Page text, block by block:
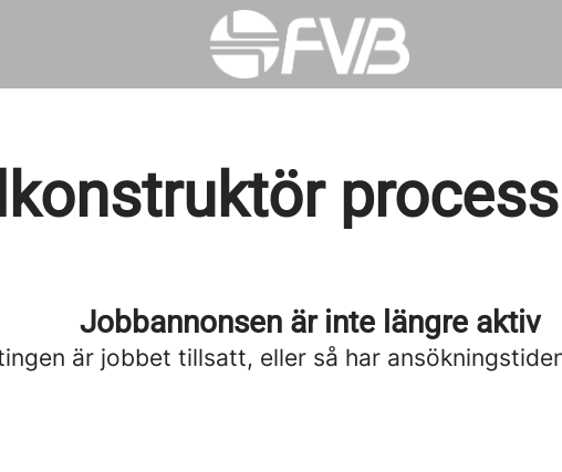
Jobbannonsen är inte längre aktiv
är jobbet tillsatt, eller så har